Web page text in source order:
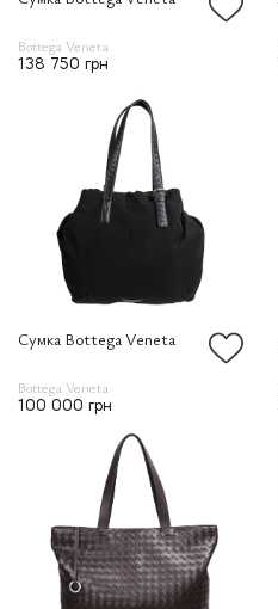
Bottega Veneta
138 750 грн
Сумка Bottega Veneta
Bottega Veneta
100 000 грн